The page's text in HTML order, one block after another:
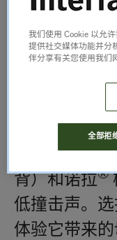
学需求的同
软质地板，
注工作或保
弹性地板也
的 LVT（标
背）和诺拉®
低撞击声。
体验它带来的
我们使用 Cookie 以允
提供社交媒体功能并分
伴分享有关您使用我们
全部拒